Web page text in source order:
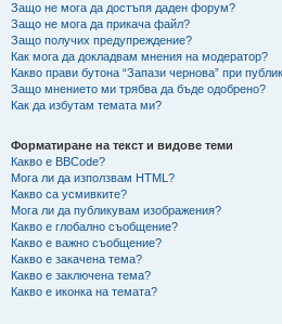
Защо не мога да достъпя даден форум?
Защо не мога да прикача файл?
Защо получих предупреждение?
Как мога да докладвам мнения на модератор?
Какво прави бутона “Запази чернова” при
Защо мнението ми трябва да бъде одобрено?
Как да избутам темата ми?
Форматиране на текст и видове теми
Какво е BBCode?
Мога ли да използвам HTML?
Какво са усмивките?
Мога ли да публикувам изображения?
Какво е глобално съобщение?
Какво е важно съобщение?
Какво е закачена тема?
Какво е заключена тема?
Какво е иконка на темата?